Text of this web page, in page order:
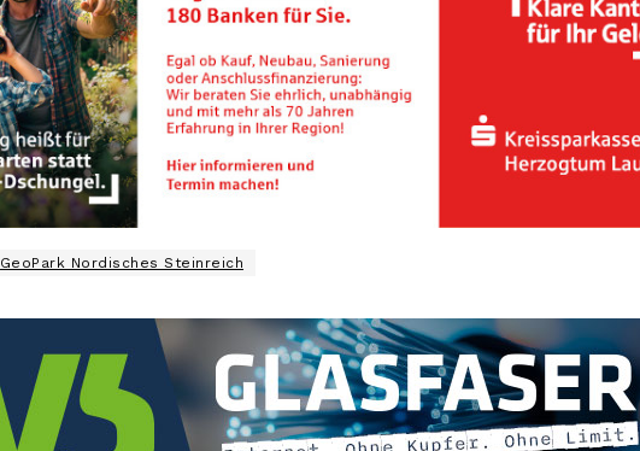
GeoPark Nordisches Steinreich